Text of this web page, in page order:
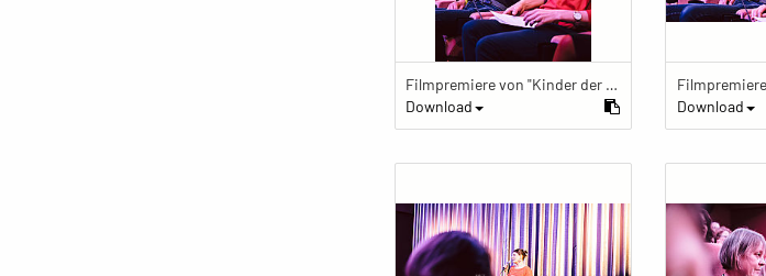
Filmpremiere von "Kinder der Utopie" Kinder der Utopie Premiere
Download
Download